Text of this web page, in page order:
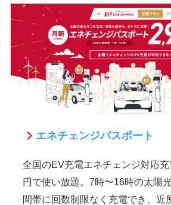
エネチェンジパスポート
全国のEV充電エネチェンジ対応
円で使い放題。7時〜16時の太陽
間帯に回数制限なく充電でき、近